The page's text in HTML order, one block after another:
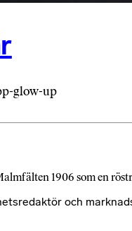
glow-up
1906 som en
och